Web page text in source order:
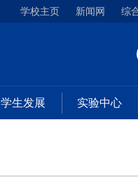
学校主页 新闻网 综
学生发展 实验中心